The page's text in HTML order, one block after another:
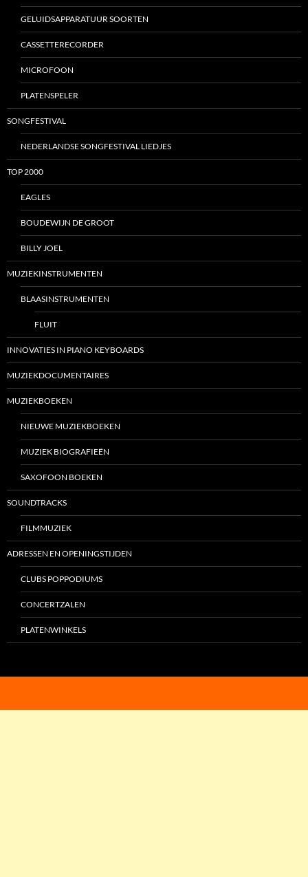
GELUIDSAPPARATUUR SOORTEN
CASSETTERECORDER
MICROFOON
PLATENSPELER
SONGFESTIVAL
NEDERLANDSE SONGFESTIVAL LIEDJES
TOP 2000
EAGLES
BOUDEWIJN DE GROOT
BILLY JOEL
MUZIEKINSTRUMENTEN
BLAASINSTRUMENTEN
FLUIT
INNOVATIES IN PIANO KEYBOARDS
MUZIEKDOCUMENTAIRES
MUZIEKBOEKEN
NIEUWE MUZIEKBOEKEN
MUZIEK BIOGRAFIEËN
SAXOFOON BOEKEN
SOUNDTRACKS
FILMMUZIEK
ADRESSEN EN OPENINGSTIJDEN
CLUBS POPPODIUMS
CONCERTZALEN
PLATENWINKELS